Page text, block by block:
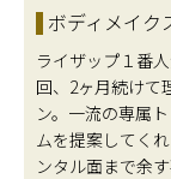
ボディメイク
ライザップ１番
回、2ヶ月続けて
ン。一流の専属
ムを提案してく
ンタル面まで余